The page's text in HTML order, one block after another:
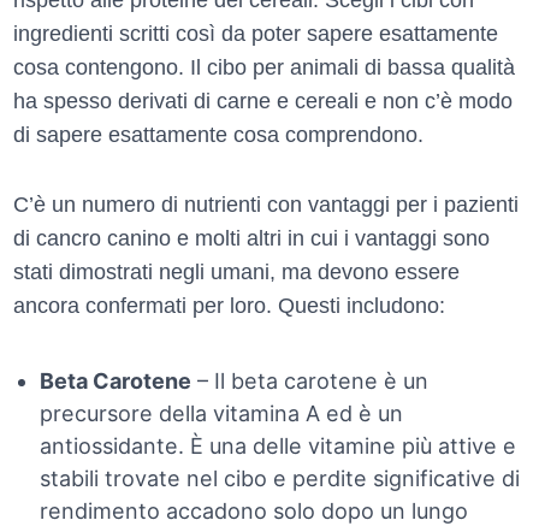
ingredienti scritti così da poter sapere esattamente
cosa contengono. Il cibo per animali di bassa qualità
ha spesso derivati di carne e cereali e non c’è modo
di sapere esattamente cosa comprendono.
C’è un numero di nutrienti con vantaggi per i pazienti
di cancro canino e molti altri in cui i vantaggi sono
stati dimostrati negli umani, ma devono essere
ancora confermati per loro. Questi includono:
Beta Carotene – Il beta carotene è un
precursore della vitamina A ed è un
antiossidante. È una delle vitamine più attive e
stabili trovate nel cibo e perdite significative di
rendimento accadono solo dopo un lungo